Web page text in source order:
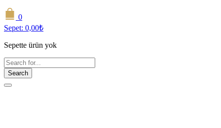
0
Sepet: 0,00₺
Sepette ürün yok
Search